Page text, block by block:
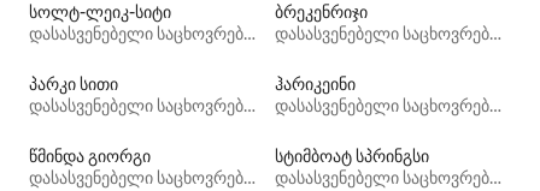
სოლტ-ლეიკ-სიტი
დასასვენებელი საცხოვრებლები
ბრეკენრიჯი
დასასვენებელი საცხოვრებლები
პარკი სითი
დასასვენებელი საცხოვრებლები
ჰარიკეინი
დასასვენებელი საცხოვრებლები
წმინდა გიორგი
დასასვენებელი საცხოვრებლები
სტიმბოატ სპრინგსი
დასასვენებელი საცხოვრებლები